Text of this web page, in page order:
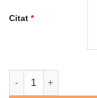
Citat *
Rachelle - Marmor